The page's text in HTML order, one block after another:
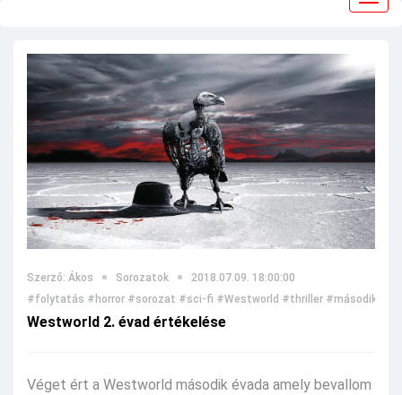
Szerző: Ákos Sorozatok
2018.07.09. 18:00:00
#folytatás #horror #sorozat #sci-fi #Westworld #thriller #második
Westworld 2. évad értékelése
Véget ért a Westworld második évada amely bevallom